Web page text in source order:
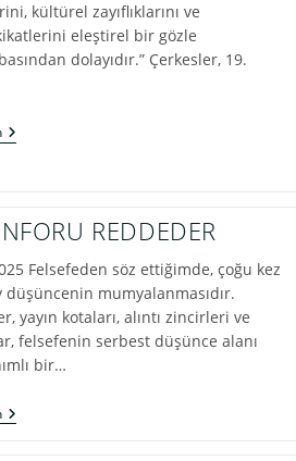
kültürel zayıflıklarını ve
eleştirel bir gözle
dolayıdır.” Çerkesler, 19.
BİR
ÇERKES’İN
REDDEDER
Felsefeden söz ettiğimde, çoğu kez
düşüncenin mumyalanmasıdır.
yayın kotaları, alıntı zincirleri ve
felsefenin serbest düşünce alanı
bir…
FELSEFE
KONFORU